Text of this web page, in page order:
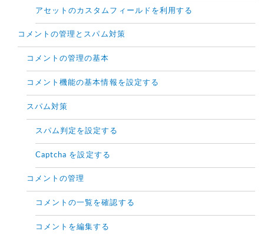
アセットのカスタムフィールドを利用する
コメントの管理とスパム対策
コメントの管理の基本
コメント機能の基本情報を設定する
スパム対策
スパム判定を設定する
Captcha を設定する
コメントの管理
コメントの一覧を確認する
コメントを編集する